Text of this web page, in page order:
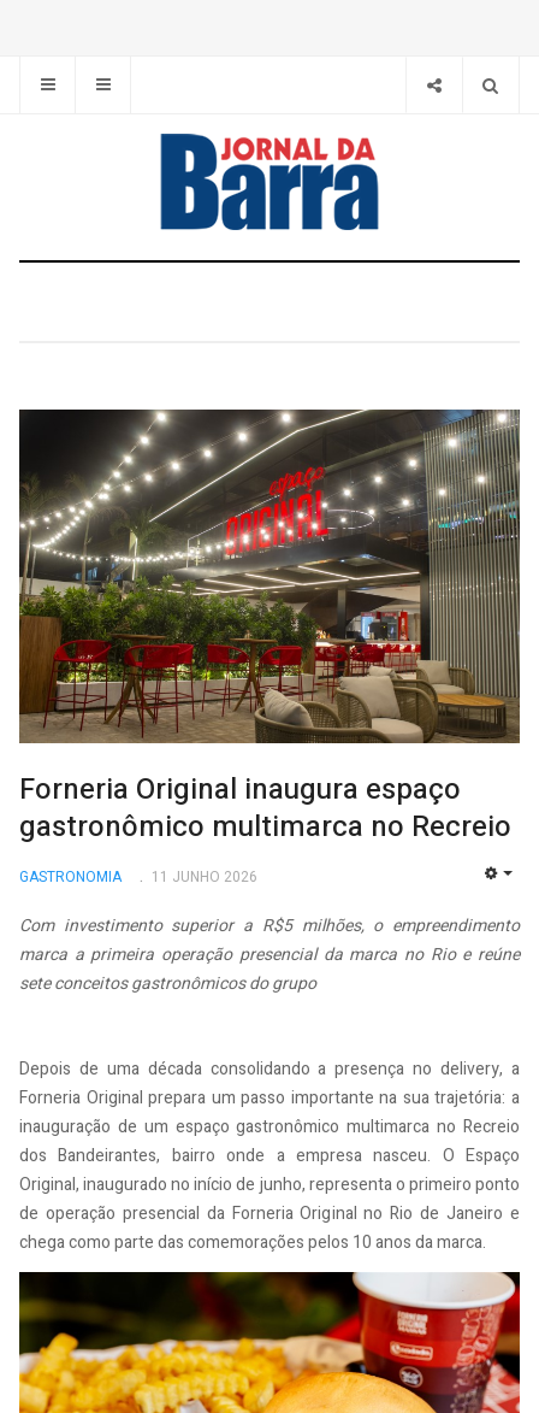
Forneria Original inaugura espaço
gastronômico multimarca no Recreio
GASTRONOMIA 11 JUNHO 2026
Com investimento superior a R$5 milhões, o empreendimento
marca a primeira operação presencial da marca no Rio e reúne
sete conceitos gastronômicos do grupo
Depois de uma década consolidando a presença no delivery, a
Forneria Original prepara um passo importante na sua trajetória: a
inauguração de um espaço gastronômico multimarca no Recreio
dos Bandeirantes, bairro onde a empresa nasceu. O Espaço
Original, inaugurado no início de junho, representa o primeiro ponto
de operação presencial da Forneria Original no Rio de Janeiro e
chega como parte das comemorações pelos 10 anos da marca.